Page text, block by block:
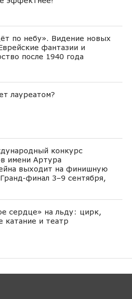
по небу». Видение новых
фантазии и
после 1940 года
лауреатом?
конкурс
имени Артура
выходит на финишную
финал 3–9 сентября,
сердце» на льду: цирк,
катание и театр